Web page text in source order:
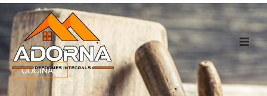
Home
COCINAS